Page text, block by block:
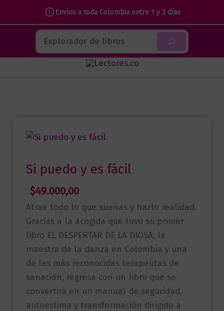
Envíos a toda Colombia entre 1 y 3 días
contenido
Buscar
Si puedo y es fácil
$49.000,00
Atrae todo lo que sueñas y hazlo realidad.
Gracias a la acogida que tuvo su primer
libro EL DESPERTAR DE LA DIOSA, la
maestra de la danza en Colombia y una
de las más reconocidas terapeutas de
sanación, regresa con un libro que se
convertirá en un manual de seguridad,
autoestima y transformación dirigido a